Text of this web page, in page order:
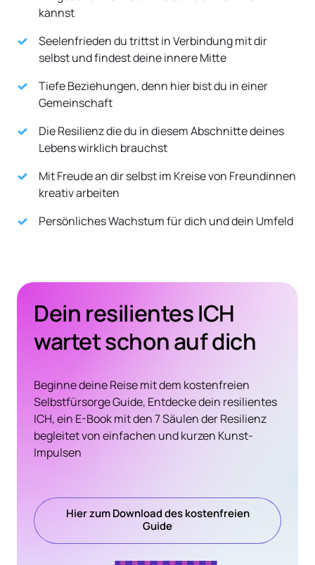
kannst
Seelenfrieden du trittst in Verbindung mit dir
selbst und findest deine innere Mitte
Tiefe Beziehungen, denn hier bist du in einer
Gemeinschaft
Die Resilienz die du in diesem Abschnitte deines
Lebens wirklich brauchst
Mit Freude an dir selbst im Kreise von Freundinnen
kreativ arbeiten
Persönliches Wachstum für dich und dein Umfeld
Dein resilientes ICH
wartet schon auf dich
Beginne deine Reise mit dem kostenfreien
Selbstfürsorge Guide, Entdecke dein resilientes
ICH, ein E-Book mit den 7 Säulen der Resilienz
begleitet von einfachen und kurzen Kunst-
Impulsen
Hier zum Download des kostenfreien
Guide